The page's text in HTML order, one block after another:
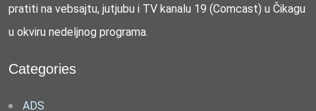
pratiti na vebsajtu, jutjubu i TV kanalu 19 (Comcast) u Čikagu
u okviru nedeljnog programa.
Categories
ADS